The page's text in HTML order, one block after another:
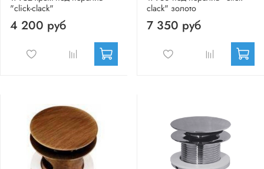
"click-clack"
4 200 руб
clack" золото
7 350 руб